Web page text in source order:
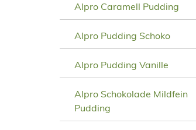
Alpro Caramell Pudding
Alpro Pudding Schoko
Alpro Pudding Vanille
Alpro Schokolade Mildfein
Pudding